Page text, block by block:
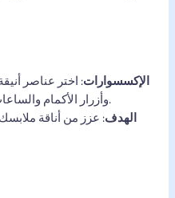
الإكسسوارات: اختر عناصر
وأزرار الأكمام والساعات الكلاسيكية والمجوهرات الرقيقة.
الهدف: عزز من أناقة